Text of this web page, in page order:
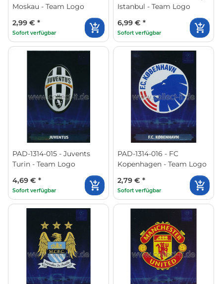
Moskau - Team Logo
2,99 € *
Sofort verfügbar
Istanbul - Team Logo
6,99 € *
Sofort verfügbar
PAD-1314-015 - Juvents
Turin - Team Logo
4,69 € *
Sofort verfügbar
PAD-1314-016 - FC
Kopenhagen - Team Logo
2,79 € *
Sofort verfügbar